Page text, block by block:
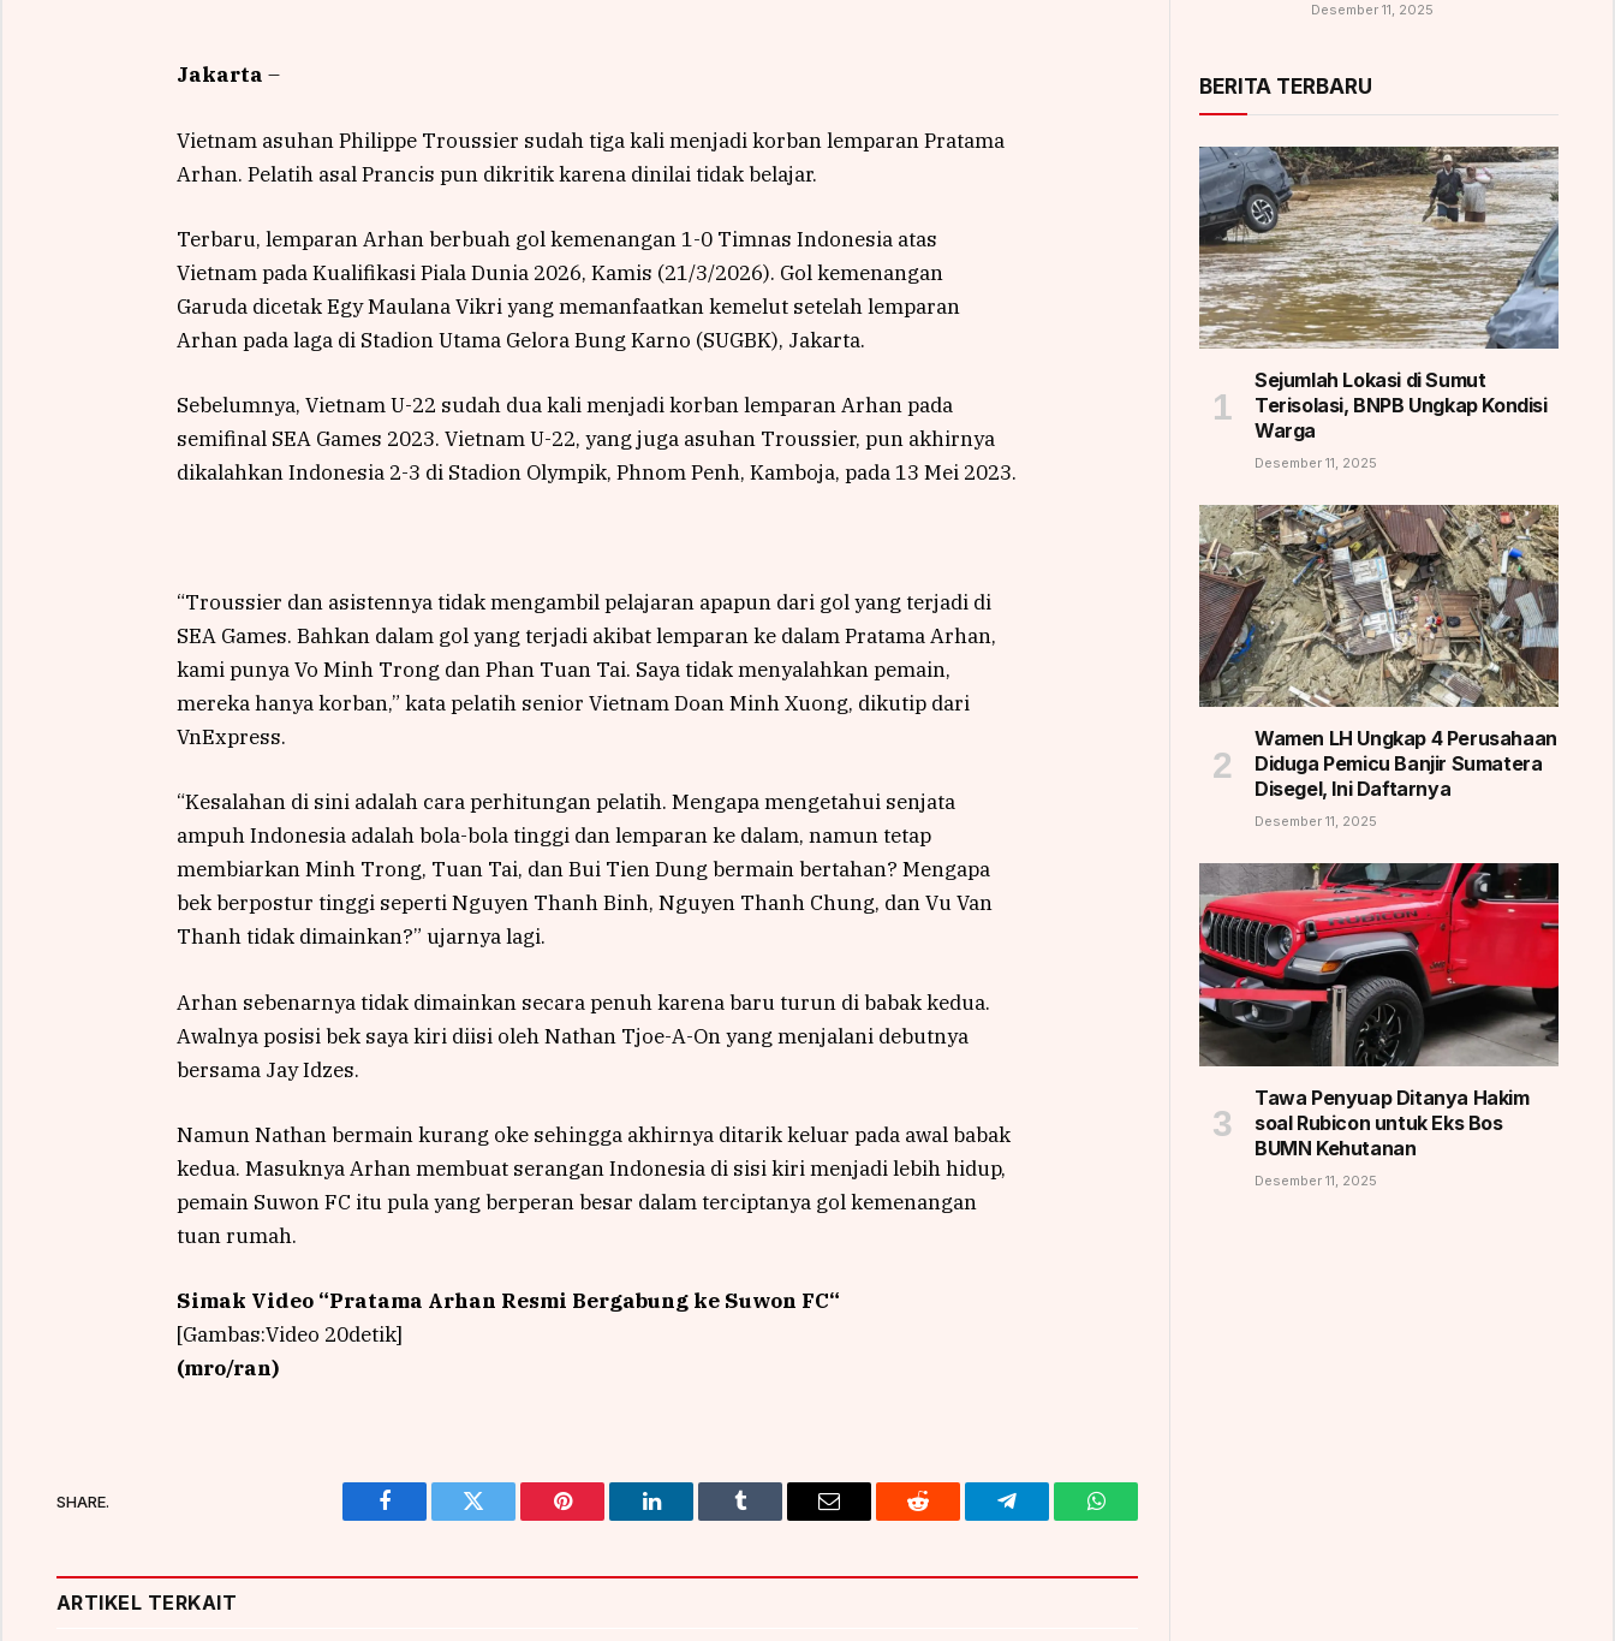
Jakarta –
Vietnam asuhan Philippe Troussier sudah tiga kali menjadi korban lemparan Pratama
Arhan. Pelatih asal Prancis pun dikritik karena dinilai tidak belajar.
Terbaru, lemparan Arhan berbuah gol kemenangan 1-0 Timnas Indonesia atas
Vietnam pada Kualifikasi Piala Dunia 2026, Kamis (21/3/2026). Gol kemenangan
Garuda dicetak Egy Maulana Vikri yang memanfaatkan kemelut setelah lemparan
Arhan pada laga di Stadion Utama Gelora Bung Karno (SUGBK), Jakarta.
Sebelumnya, Vietnam U-22 sudah dua kali menjadi korban lemparan Arhan pada
semifinal SEA Games 2023. Vietnam U-22, yang juga asuhan Troussier, pun akhirnya
dikalahkan Indonesia 2-3 di Stadion Olympik, Phnom Penh, Kamboja, pada 13 Mei 2023.
“Troussier dan asistennya tidak mengambil pelajaran apapun dari gol yang terjadi di
SEA Games. Bahkan dalam gol yang terjadi akibat lemparan ke dalam Pratama Arhan,
kami punya Vo Minh Trong dan Phan Tuan Tai. Saya tidak menyalahkan pemain,
mereka hanya korban,” kata pelatih senior Vietnam Doan Minh Xuong, dikutip dari
VnExpress.
“Kesalahan di sini adalah cara perhitungan pelatih. Mengapa mengetahui senjata
ampuh Indonesia adalah bola-bola tinggi dan lemparan ke dalam, namun tetap
membiarkan Minh Trong, Tuan Tai, dan Bui Tien Dung bermain bertahan? Mengapa
bek berpostur tinggi seperti Nguyen Thanh Binh, Nguyen Thanh Chung, dan Vu Van
Thanh tidak dimainkan?” ujarnya lagi.
Arhan sebenarnya tidak dimainkan secara penuh karena baru turun di babak kedua.
Awalnya posisi bek saya kiri diisi oleh Nathan Tjoe-A-On yang menjalani debutnya
bersama Jay Idzes.
Namun Nathan bermain kurang oke sehingga akhirnya ditarik keluar pada awal babak
kedua. Masuknya Arhan membuat serangan Indonesia di sisi kiri menjadi lebih hidup,
pemain Suwon FC itu pula yang berperan besar dalam terciptanya gol kemenangan
tuan rumah.
Simak Video “Pratama Arhan Resmi Bergabung ke Suwon FC“
[Gambas:Video 20detik]
(mro/ran)
SHARE.
Facebook Twitter Pinterest LinkedIn Tumblr Email Reddit Telegram WhatsApp
ARTIKEL TERKAIT
Desember 11, 2025
BERITA TERBARU
Sejumlah Lokasi di Sumut
Terisolasi, BNPB Ungkap Kondisi
Warga
Desember 11, 2025
Wamen LH Ungkap 4 Perusahaan
Diduga Pemicu Banjir Sumatera
Disegel, Ini Daftarnya
Desember 11, 2025
Tawa Penyuap Ditanya Hakim
soal Rubicon untuk Eks Bos
BUMN Kehutanan
Desember 11, 2025